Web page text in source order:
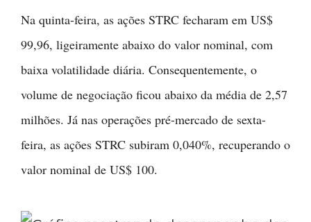
Na quinta-feira, as ações STRC fecharam em US$
99,96, ligeiramente abaixo do valor nominal, com
baixa volatilidade diária. Consequentemente, o
volume de negociação ficou abaixo da média de 2,57
milhões. Já nas operações pré-mercado de sexta-
feira, as ações STRC subiram 0,040%, recuperando o
valor nominal de US$ 100.